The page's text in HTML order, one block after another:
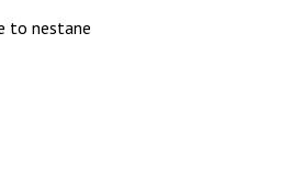
to nestane